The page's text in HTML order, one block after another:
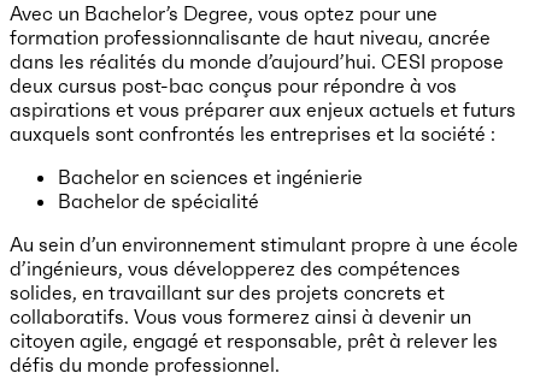
Avec un Bachelor’s Degree, vous optez pour une
formation professionnalisante de haut niveau, ancrée
dans les réalités du monde d’aujourd’hui. CESI propose
deux cursus post-bac conçus pour répondre à vos
aspirations et vous préparer aux enjeux actuels et futurs
auxquels sont confrontés les entreprises et la société :
Bachelor en sciences et ingénierie
Bachelor de spécialité
Au sein d’un environnement stimulant propre à une école
d’ingénieurs, vous développerez des compétences
solides, en travaillant sur des projets concrets et
collaboratifs. Vous vous formerez ainsi à devenir un
citoyen agile, engagé et responsable, prêt à relever les
défis du monde professionnel.